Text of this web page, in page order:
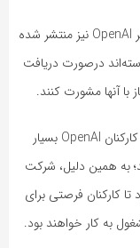
در یادداشت چن پیام‌هایی از ۷ رهبر تحقیقاتی دیگر OpenAI نیز منتشر شده
درصورت دریافت
با آنها مشورت کنند.
این توصیه‌ها در شرایطی ارائه شده که حجم کاری کارکنان OpenAI بسیار
به‌ همین‌ دلیل، شرکت
کارکنان فرصتی برای
به‌ کار خواهند بود.